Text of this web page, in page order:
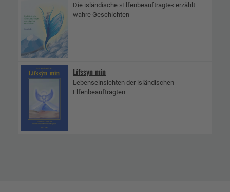
Die isländische »Elfenbeauftragte« erzählt
wahre Geschichten
Lífssyn mín
Lebenseinsichten der isländischen
Elfenbeauftragten